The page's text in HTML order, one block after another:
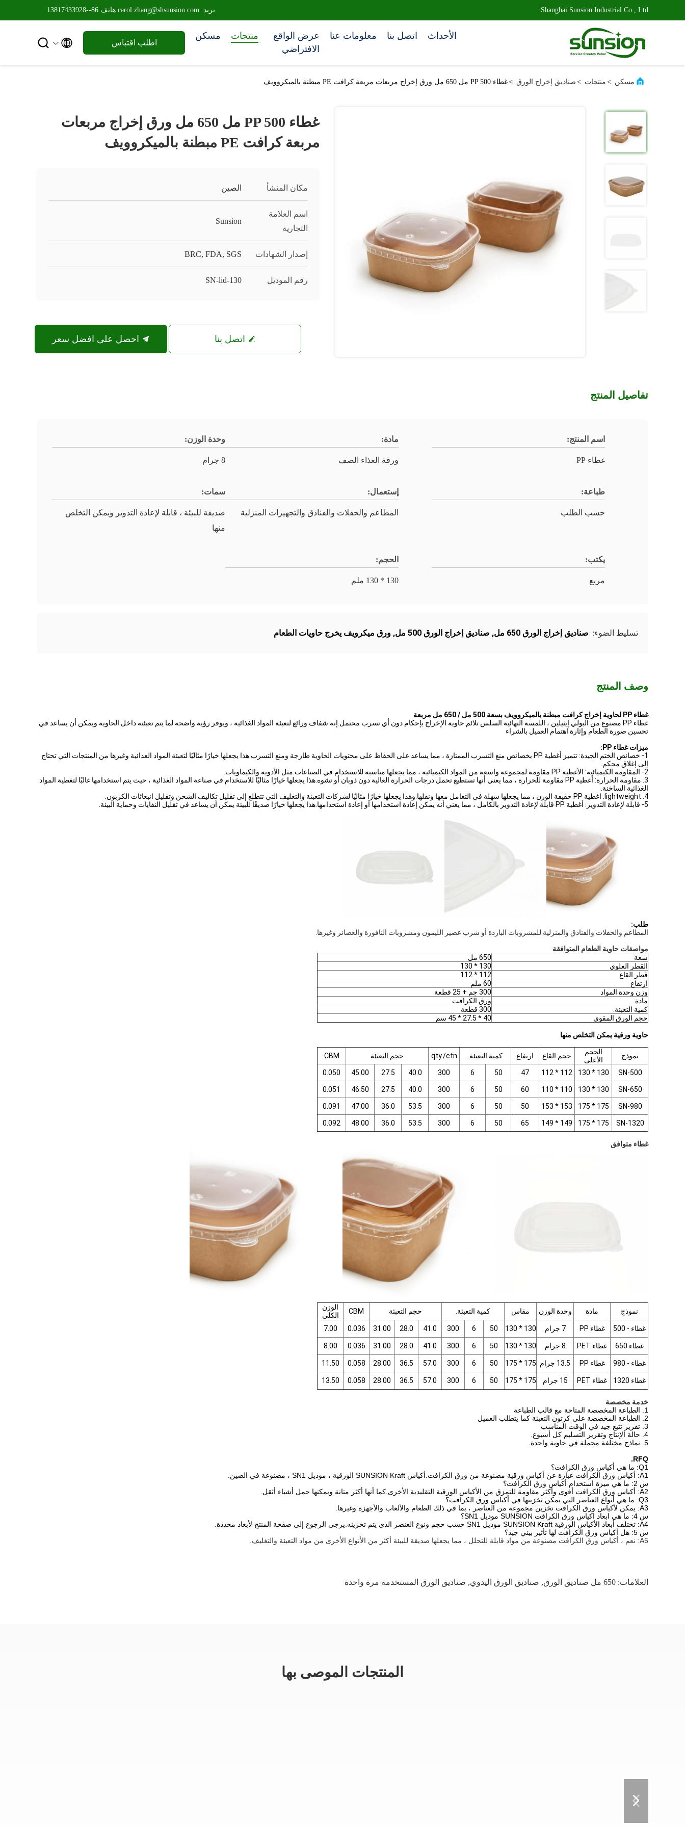
Shanghai Sunsion Industrial Co., Ltd. بريد: carol.zhang@shsunsion.com هاتف 86--13817433928
مسكن منتجات
عرض الواقع
الافتراضي
معلومات عنا اتصل بنا الأحداث
اطلب اقتباس 

مسكن > منتجات > صناديق إخراج الورق >غطاء PP 500 مل 650 مل ورق إخراج مربعات مربعة كرافت PE مبطنة بالميكروويف
غطاء PP 500 مل 650 مل ورق إخراج مربعات
مربعة كرافت PE مبطنة بالميكروويف
مكان المنشأ الصين
اسم العلامة
التجارية
Sunsion
إصدار الشهادات BRC, FDA, SGS
رقم الموديل SN-lid-130
اتصل بنا
تفاصيل المنتج
اسم المنتج:
غطاء PP
مادة:
ورقة الغذاء الصف
وحدة الوزن:
8 جرام
طباعة:
حسب الطلب
إستعمال:
المطاعم والحفلات والفنادق والتجهيزات المنزلية
سمات:
صديقة للبيئة ، قابلة لإعادة التدوير ويمكن التخلص
منها
يكتب:
مربع
الحجم:
130 * 130 ملم
تسليط الضوء: صناديق إخراج الورق 650 مل , صناديق إخراج الورق 500 مل , ورق ميكرويف يخرج حاويات الطعام
وصف المنتج
غطاء PP لحاوية إخراج كرافت مبطنة بالميكروويف بسعة 500 مل / 650 مل مربعة
غطاء PP مصنوع من البولي إيثيلين ، اللمسة النهائية السلس تلائم حاوية الإخراج بإحكام دون أي تسرب محتمل.إنه شفاف ورائع لتعبئة المواد الغذائية ، ويوفر رؤية واضحة لما يتم تعبئته داخل الحاوية ويمكن أن يساعد في
تحسين صورة الطعام وإثارة اهتمام العميل بالشراء
ميزات غطاء PP:
1- خصائص الختم الجيدة: تتميز أغطية PP بخصائص منع التسرب الممتازة ، مما يساعد على الحفاظ على محتويات الحاوية طازجة ومنع التسرب.هذا يجعلها خيارًا مثاليًا لتعبئة المواد الغذائية وغيرها من المنتجات التي تحتاج
إلى إغلاق محكم.
2- المقاومة الكيميائية: الأغطية PP مقاومة لمجموعة واسعة من المواد الكيميائية ، مما يجعلها مناسبة للاستخدام في الصناعات مثل الأدوية والكيماويات.
3. مقاومة الحرارة: أغطية PP مقاومة للحرارة ، مما يعني أنها تستطيع تحمل درجات الحرارة العالية دون ذوبان أو تشوه.هذا يجعلها خيارًا مثاليًا للاستخدام في صناعة المواد الغذائية ، حيث يتم استخدامها غالبًا لتغطية المواد
الغذائية الساخنة.
4. lightweight: اغطية PP خفيفة الوزن ، مما يجعلها سهلة في التعامل معها ونقلها.وهذا يجعلها خيارًا مثاليًا لشركات التعبئة والتغليف التي تتطلع إلى تقليل تكاليف الشحن وتقليل انبعاثات الكربون.
5- قابلة لإعادة التدوير: أغطية PP قابلة لإعادة التدوير بالكامل ، مما يعني أنه يمكن إعادة استخدامها أو إعادة استخدامها.هذا يجعلها خيارًا صديقًا للبيئة يمكن أن يساعد في تقليل النفايات وحماية البيئة.
طلب:
المطاعم والحفلات والفنادق والمنزلية للمشروبات الباردة أو شرب عصير الليمون ومشروبات النافورة والعصائر وغيرها.
مواصفات حاوية الطعام المتوافقة
سعة
650 مل
القطر العلوي
130 * 130
قطر القاع
112 * 112
ارتفاع
60 ملم
وزن وحدة المواد
300 جم + 25 قطعة
مادة
ورق الكرافت
كمية التعبئة.
300 قطعة
حجم الورق المقوى
40 * 27.5 * 45 سم
حاوية ورقية يمكن التخلص منها
نموذج
الحجم
الأعلى
حجم القاع ارتفاع كمية التعبئة. qty./ctn حجم التعبئة CBM
SN-500
130 * 130
112 * 112
47
50
6
300
40.0
27.5
45.00
0.050
SN-650
130 * 130
110 * 110
60
50
6
300
40.0
27.5
46.50
0.051
SN-980
175 * 175
153 * 153
50
50
6
300
53.5
36.0
47.00
0.091
SN-1320
175 * 175
149 * 149
65
50
6
300
53.5
36.0
48.00
0.092
غطاء متوافق
نموذج مادة وحدة الوزن مقاس كمية التعبئة. حجم التعبئة CBM
الوزن
الكلي
غطاء - 500
غطاء PP 7 جرام 130 * 130
50
6
300
41.0
28.0
31.00
0.036
7.00
غطاء 650 غطاء PET 8 جرام 130 * 130
50
6
300
41.0
28.0
31.00
0.036
8.00
غطاء - 980 غطاء PP 13.5 جرام 175 * 175
50
6
300
57.0
36.5
28.00
0.058
11.50
غطاء 1320 غطاء PET 15 جرام 175 * 175
50
6
300
57.0
36.5
28.00
0.058
13.50
خدمة مخصصة
1. الطباعة المخصصة المتاحة مع قالب الطباعة
2. الطباعة المخصصة على كرتون التعبئة كما يتطلب العميل
3. تقرير تتبع جيد في الوقت المناسب
4. حالة الإنتاج وتقرير التسليم كل أسبوع.
5. نماذج مختلفة محملة في حاوية واحدة.
RFQ.
Q1: ما هي أكياس ورق الكرافت؟
A1: أكياس ورق الكرافت عبارة عن أكياس ورقية مصنوعة من ورق الكرافت.أكياس SUNSION Kraft الورقية ، موديل SN1 ، مصنوعة في الصين.
س 2: ما هي ميزة استخدام أكياس ورق الكرافت؟
A2: أكياس ورق الكرافت أقوى وأكثر مقاومة للتمزق من الأكياس الورقية التقليدية الأخرى.كما أنها أكثر متانة ويمكنها حمل أشياء أثقل.
Q3: ما هي أنواع العناصر التي يمكن تخزينها في أكياس ورق الكرافت؟
A3: يمكن لأكياس ورق الكرافت تخزين مجموعة من العناصر ، بما في ذلك الطعام والألعاب والأجهزة وغيرها.
س 4: ما هي ابعاد اكياس ورق الكرافت SUNSION موديل SN1؟
A4: تختلف أبعاد الأكياس الورقية SUNSION Kraft موديل SN1 حسب حجم ونوع العنصر الذي يتم تخزينه.يرجى الرجوع إلى صفحة المنتج لأبعاد محددة.
س 5: هل أكياس ورق الكرافت لها تأثير بيئي جيد؟
A5: نعم ، أكياس ورق الكرافت مصنوعة من مواد قابلة للتحلل ، مما يجعلها صديقة للبيئة أكثر من الأنواع الأخرى من مواد التعبئة والتغليف.
العلامات: 650 مل صناديق الورق , صناديق الورق اليدوي, صناديق الورق المستخدمة مرة واحدة
المنتجات الموصى بها